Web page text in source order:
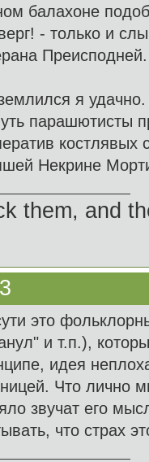
балахоне
- только и
Преисподней.
я
парашютисты
костлявых
Некрине
them, and
это
и т.п.),
идея
Что лично
звучат его
что страх